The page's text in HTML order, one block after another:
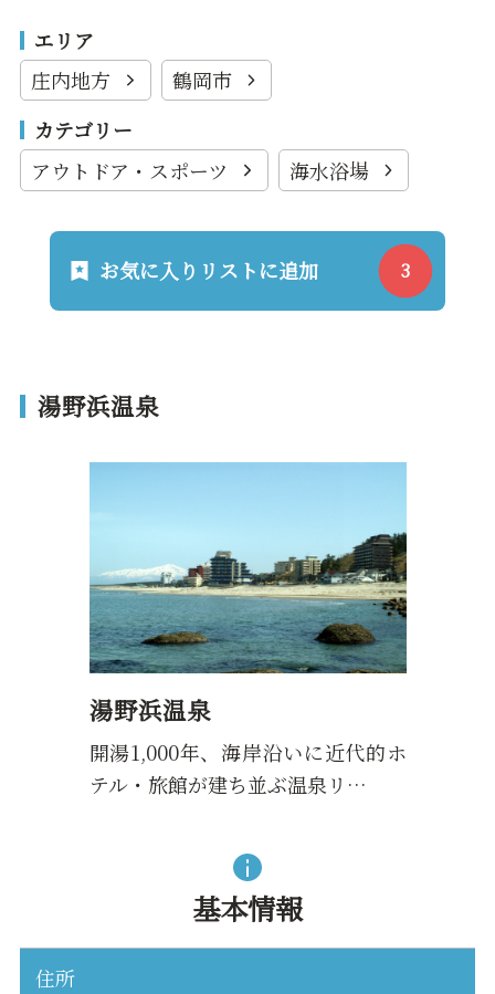
エリア
庄内地方
鶴岡市
カテゴリー
アウトドア・スポーツ
海水浴場
お気に入りリストに追加
湯野浜温泉
湯野浜温泉
開湯1,000年、海岸沿いに近代的ホ
テル・旅館が建ち並ぶ温泉リ…
基本情報
住所